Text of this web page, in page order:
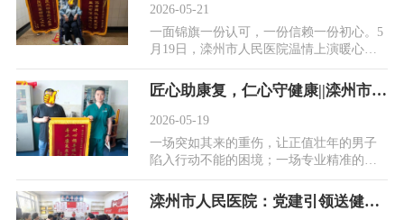
2026-05-21
一面锦旗一份认可，一份信赖一份初心。5
月19日，滦州市人民医院温情上演暖心一
幕，一名顺利康复出院的孕28周踝关节骨
折患者，特意...
匠心助康复，仁心守健康||滦州市人民医院攻克复杂创伤术后康复难关，让患者重归健康生活
2026-05-19
一场突如其来的重伤，让正值壮年的男子
陷入行动不能的困境；一场专业精准的康
复诊疗，让他重拾行走的希望，重归正常
生活。在滦州...
滦州市人民医院：党建引领送健康，志愿服务暖民心